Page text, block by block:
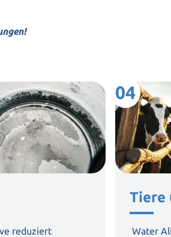
reduziert
04
Tiere
Water